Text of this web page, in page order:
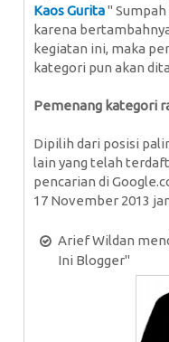
Kaos Gurita"
karena
kegiatan ini, maka
kategori pun akan
Pemenang kategori
Dipilih dari posisi
lain yang telah
pencarian di
17 November 2013
Arief Wildan
Ini Blogger"